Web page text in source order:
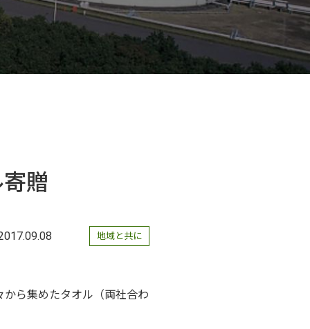
贈
地域と共に
ら集めたタオル（両社合わ